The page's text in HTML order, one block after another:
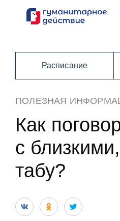
Перейти
Расписание
ПОЛЕЗНАЯ
Как
с
табу?